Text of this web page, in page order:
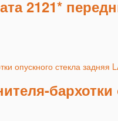
2121*